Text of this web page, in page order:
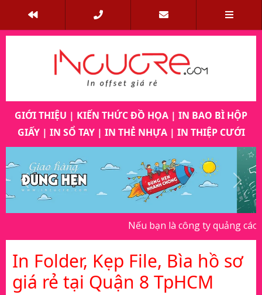
GIỚI THIỆU | KIẾN THỨC ĐỒ HỌA | IN BAO BÌ HỘP
GIẤY| IN SỔ TAY| IN THẺ NHỰA| IN THIỆP CƯỚI
Previous Next
Nếu bạn là công ty quảng cáo,
In Folder, Kẹp File, Bìa hồ sơ
giá rẻ tại Quận 8 TpHCM